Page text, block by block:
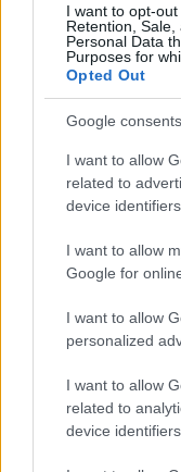
I want to opt-out
Retention,
Personal Data
Purposes for
Opted Out
Google consents
I want to allow
related to
device
I want to allow
Google for
I want to allow
personalized
I want to allow
related to
device
Népszerű
Nagyvilág
Nem Bécs lett az